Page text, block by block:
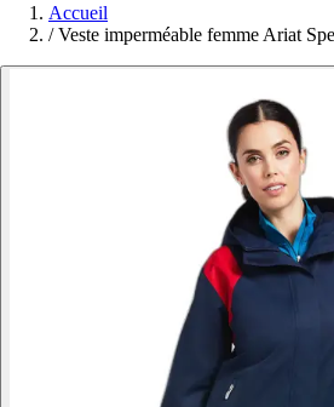
Accueil
/ Veste imperméable femme Ariat